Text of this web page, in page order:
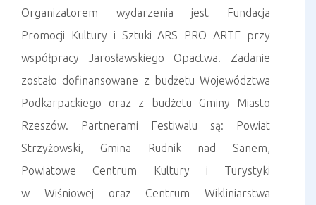
Organizatorem wydarzenia jest Fundacja
Promocji Kultury i Sztuki ARS PRO ARTE przy
współpracy Jarosławskiego Opactwa. Zadanie
zostało dofinansowane z budżetu Województwa
Podkarpackiego oraz z budżetu Gminy Miasto
Rzeszów. Partnerami Festiwalu są: Powiat
Strzyżowski, Gmina Rudnik nad Sanem,
Powiatowe Centrum Kultury i Turystyki
w Wiśniowej oraz Centrum Wikliniarstwa